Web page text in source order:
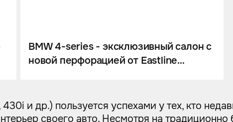
BMW 4-series - эксклюзивный салон с
новой перфорацией от Eastline
и др.) пользуется успехами у тех, кто
своего авто. Несмотря на